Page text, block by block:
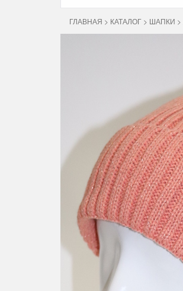
ГЛАВНАЯ > КАТАЛОГ > ШАПКИ >